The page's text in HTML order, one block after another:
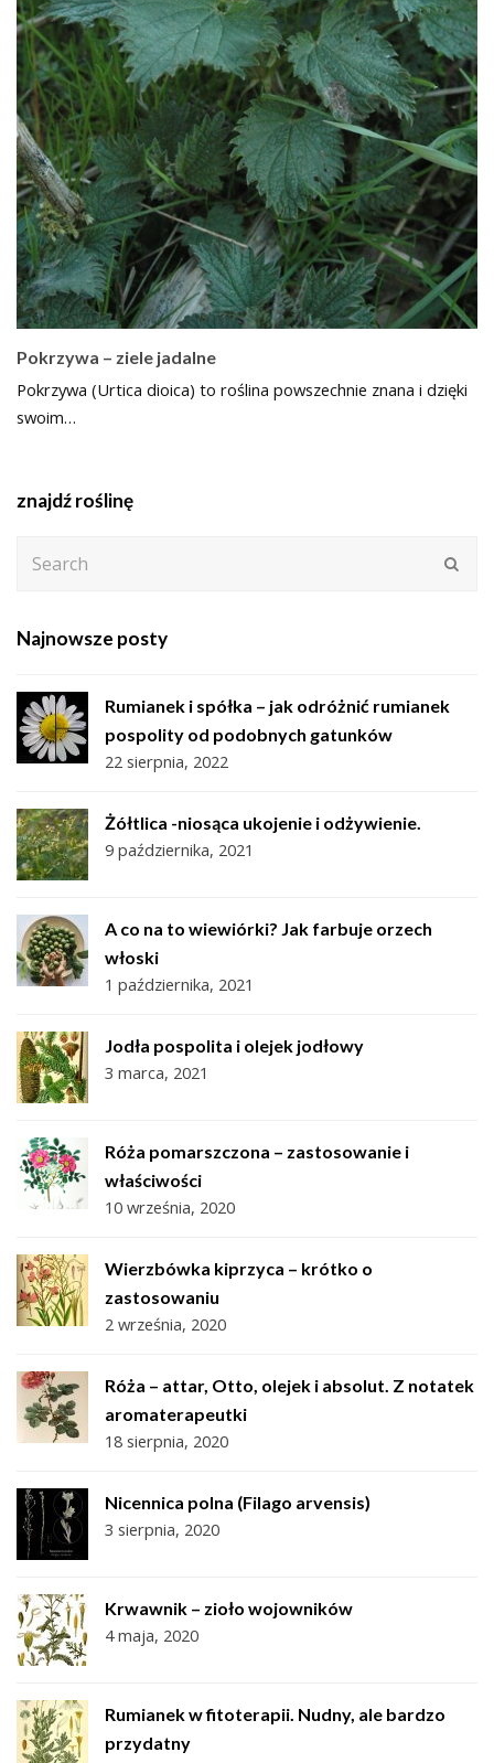
Pokrzywa – ziele jadalne
Pokrzywa (Urtica dioica) to roślina powszechnie znana i dzięki
swoim…
znajdź roślinę
Najnowsze posty
Rumianek i spółka – jak odróżnić rumianek
pospolity od podobnych gatunków
22 sierpnia, 2022
Żółtlica -niosąca ukojenie i odżywienie.
9 października, 2021
A co na to wiewiórki? Jak farbuje orzech
włoski
1 października, 2021
Jodła pospolita i olejek jodłowy
3 marca, 2021
Róża pomarszczona – zastosowanie i
właściwości
10 września, 2020
Wierzbówka kiprzyca – krótko o
zastosowaniu
2 września, 2020
Róża – attar, Otto, olejek i absolut. Z notatek
aromaterapeutki
18 sierpnia, 2020
Nicennica polna (Filago arvensis)
3 sierpnia, 2020
Krwawnik – zioło wojowników
4 maja, 2020
Rumianek w fitoterapii. Nudny, ale bardzo
przydatny